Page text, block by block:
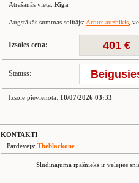
Atrašanās vieta: Rīga
Augstākās summas solītājs: Arturs auzbikis ,
Izsoles cena: 401 €
Statuss:
Izsole pievienota: 10/07/2026 03:33
KONTAKTI
Pārdevējs: Theblackone
Sludinājuma īpašnieks ir vēlējies